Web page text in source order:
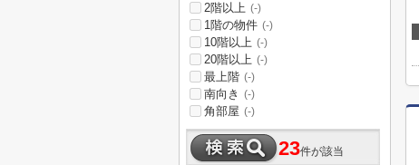
2階以上 (-)
1階の物件 (-)
10階以上 (-)
20階以上 (-)
最上階 (-)
南向き (-)
角部屋 (-)
23件が該当